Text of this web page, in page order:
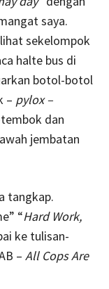
saya.
sekelompok
halte bus di
botol-botol
– pylox –
dan
jembatan
tangkap.
“Hard Work,
ke tulisan-
– All Cops Are